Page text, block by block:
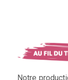
Notre